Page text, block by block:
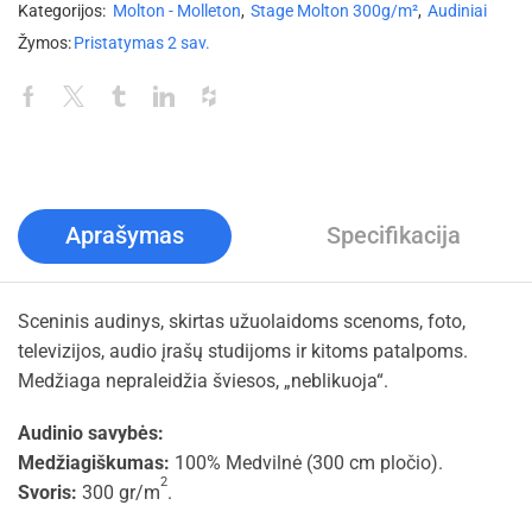
Kategorijos: Molton - Molleton, Stage Molton 300g/m², Audiniai
Žymos:Pristatymas 2 sav.
Aprašymas Specifikacija
Sceninis audinys, skirtas užuolaidoms scenoms, foto,
televizijos, audio įrašų studijoms ir kitoms patalpoms.
Medžiaga nepraleidžia šviesos, „neblikuoja“.
Audinio savybės:
Medžiagiškumas: 100% Medvilnė (300 cm pločio).
Svoris: 300 gr/m2.